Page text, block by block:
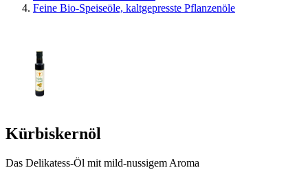
Feine Bio-Speiseöle, kaltgepresste Pflanzenöle
Kürbiskernöl
Das Delikatess-Öl mit mild-nussigem Aroma